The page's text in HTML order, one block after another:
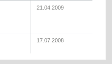
21.04.2009
17.07.2008